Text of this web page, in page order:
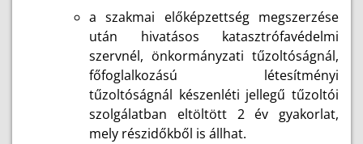
a szakmai előképzettség megszerzése
után hivatásos katasztrófavédelmi
szervnél, önkormányzati tűzoltóságnál,
főfoglalkozású létesítményi
tűzoltóságnál készenléti jellegű tűzoltói
szolgálatban eltöltött 2 év gyakorlat,
mely részidőkből is állhat.